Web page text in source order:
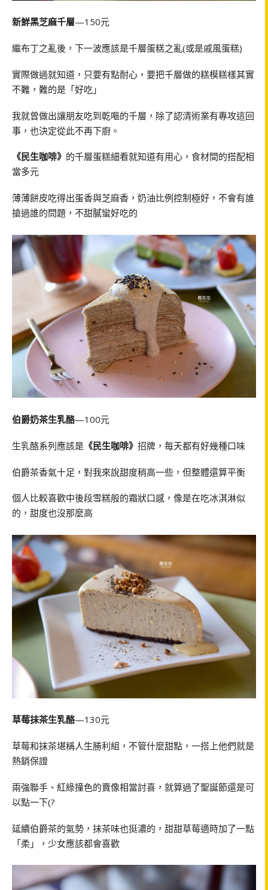
新鮮黑芝麻千層—150元
繼布丁之亂後，下一波應該是千層蛋糕之亂(或是戚風蛋糕)
實際做過就知道，只要有點耐心，要把千層做的糕模糕樣其實
不難，難的是「好吃」
我就曾做出讓朋友吃到乾嘔的千層，除了認清術業有專攻這回
事，也決定從此不再下廚。
《民生咖啡》 的千層蛋糕細看就知道有用心，食材間的搭配相
當多元
薄薄餅皮吃得出蛋香與芝麻香，奶油比例控制極好，不會有誰
搶過誰的問題，不甜膩蠻好吃的
伯爵奶茶生乳酪—100元
生乳酪系列應該是 《民生咖啡》 招牌，每天都有好幾種口味
伯爵茶香氣十足，對我來說甜度稍高一些，但整體還算平衡
個人比較喜歡中後段雪糕般的霜狀口感，像是在吃冰淇淋似
的，甜度也沒那麼高
草莓抹茶生乳酪—130元
草莓和抹茶堪稱人生勝利組，不管什麼甜點，一搭上他們就是
熱銷保證
兩強聯手、紅綠撞色的賣像相當討喜，就算過了聖誕節還是可
以點一下(?
延續伯爵茶的氣勢，抹茶味也挺濃的，甜甜草莓適時加了一點
「柔」，少女應該都會喜歡